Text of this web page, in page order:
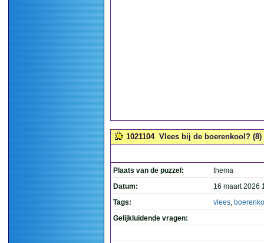
1021104 Vlees bij de boerenkool? (8)
Plaats van de puzzel:
thema
Datum:
16 maart 2026
Tags:
vlees,
Gelijkluidende vragen: